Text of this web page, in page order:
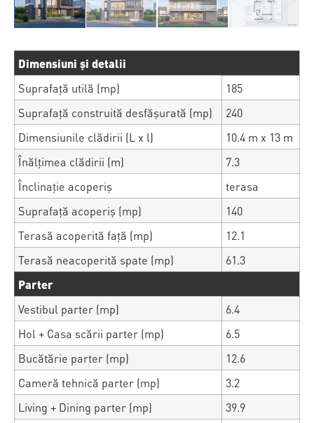
Dimensiuni și detalii
Suprafață utilă (mp)
185
Suprafață construită desfășurată (mp)
240
Dimensiunile clădirii (L x l)
10.4 m x 13 m
Înălțimea clădirii (m)
7.3
Înclinație acoperiș
terasa
Suprafață acoperiș (mp)
140
Terasă acoperită față (mp)
12.1
Terasă neacoperită spate (mp)
61.3
Parter
Vestibul parter (mp)
6.4
Hol + Casa scării parter (mp)
6.5
Bucătărie parter (mp)
12.6
Cameră tehnică parter (mp)
3.2
Living + Dining parter (mp)
39.9